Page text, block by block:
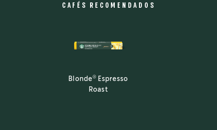
CAFÉS RECOMENDADOS
Blonde®
Espresso
Roast